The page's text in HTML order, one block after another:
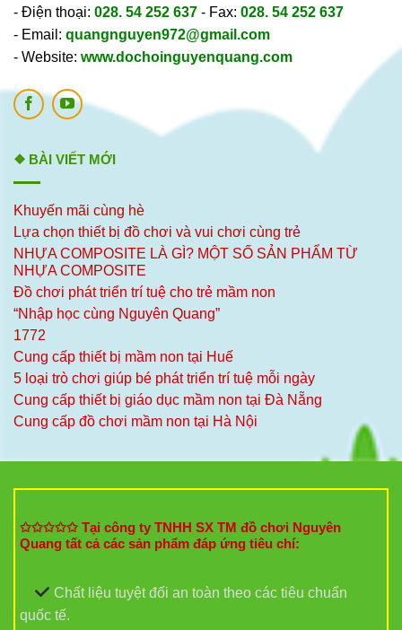
- Điện thoại: 028. 54 252 637 - Fax: 028. 54 252 637
- Email: quangnguyen972@gmail.com
- Website: www.dochoinguyenquang.com
❖ BÀI VIẾT MỚI
Khuyến mãi cùng hè
Lựa chọn thiết bị đồ chơi và vui chơi cùng trẻ
NHỰA COMPOSITE LÀ GÌ? MỘT SỐ SẢN PHẨM TỪ
NHỰA COMPOSITE
Đồ chơi phát triển trí tuệ cho trẻ mầm non
“Nhập học cùng Nguyên Quang”
1772
Cung cấp thiết bị mầm non tại Huế
5 loại trò chơi giúp bé phát triển trí tuệ mỗi ngày
Cung cấp thiết bị giáo dục mầm non tại Đà Nẵng
Cung cấp đồ chơi mầm non tại Hà Nội
✩✩✩✩✩ Tại công ty TNHH SX TM đồ chơi Nguyên
Quang tất cả các sản phẩm đáp ứng tiêu chí:
Chất liệu tuyệt đối an toàn theo các tiêu chuẩn
quốc tế.